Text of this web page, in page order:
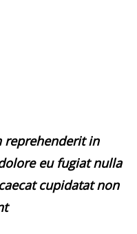
reprehenderit in
eu fugiat nulla
cupidatat non